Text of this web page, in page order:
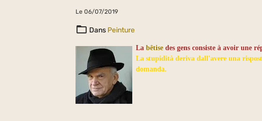
Le 06/07/2019
Dans Peinture
Labêtise des gens consiste à avoir une
La stupidità deriva dall'avere una
domanda.